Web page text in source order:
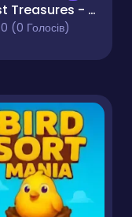
Lost Treasures - Match 3
0 (0 Голосів)